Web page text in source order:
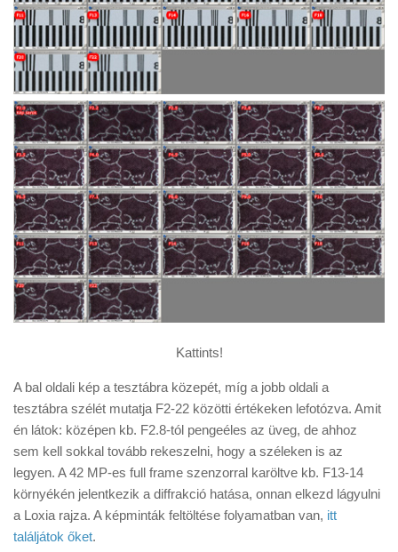
Kattints!
A bal oldali kép a tesztábra közepét, míg a jobb oldali a
tesztábra szélét mutatja F2-22 közötti értékeken lefotózva. Amit
én látok: középen kb. F2.8-tól pengeéles az üveg, de ahhoz
sem kell sokkal tovább rekeszelni, hogy a széleken is az
legyen. A 42 MP-es full frame szenzorral karöltve kb. F13-14
környékén jelentkezik a diffrakció hatása, onnan elkezd lágyulni
a Loxia rajza. A képminták feltöltése folyamatban van, itt
találjátok őket.